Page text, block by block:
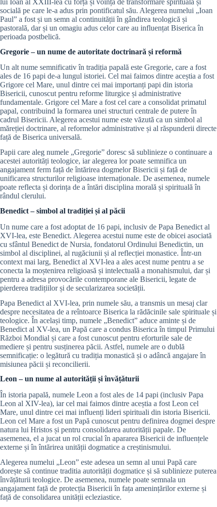
socială pe care le-a adus prin pontificatul său. Alegerea numelui „Ioan
Paul” a fost și un semn al continuității în gândirea teologică și
pastorală, dar și un omagiu adus celor care au influențat Biserica în
perioada postbelică.
Gregorie – un nume de autoritate doctrinară și reformă
Un alt nume semnificativ în tradiția papală este Gregorie, care a fost
ales de 16 papi de-a lungul istoriei. Cel mai faimos dintre aceștia a fost
Grigore cel Mare, unul dintre cei mai importanți papi din istoria
Bisericii, cunoscut pentru reforme liturgice și administrative
fundamentale. Grigore cel Mare a fost cel care a consolidat primatul
papal, contribuind la formarea unei structuri centrale de putere în
cadrul Bisericii. Alegerea acestui nume este văzută ca un simbol al
măreției doctrinare, al reformelor administrative și al răspunderii directe
față de Biserica universală.
Papii care aleg numele „Gregorie” doresc să sublinieze o continuare a
acestei autorități teologice, iar alegerea lor poate semnifica un
angajament ferm față de întărirea dogmelor Bisericii și față de
unificarea structurilor religioase internaționale. De asemenea, numele
poate reflecta și dorința de a întări disciplina morală și spirituală în
rândul clerului.
Benedict – simbol al tradiției și al păcii
Un nume care a fost adoptat de 16 papi, inclusiv de Papa Benedict al
XVI-lea, este Benedict. Alegerea acestui nume este de obicei asociată
cu sfântul Benedict de Nursia, fondatorul Ordinului Benedictin, un
simbol al disciplinei, al rugăciunii și al reflecției monastice. Într-un
context mai larg, Benedict al XVI-lea a ales acest nume pentru a se
conecta la moștenirea religioasă și intelectuală a monahismului, dar și
pentru a adresa provocările contemporane ale Bisericii, legate de
pierderea tradițiilor și de secularizarea societății.
Papa Benedict al XVI-lea, prin numele său, a transmis un mesaj clar
despre necesitatea de a reîntoarce Biserica la rădăcinile sale spirituale și
teologice. În același timp, numele „Benedict” aduce aminte și de
Benedict al XV-lea, un Papă care a condus Biserica în timpul Primului
Război Mondial și care a fost cunoscut pentru eforturile sale de
mediere și pentru susținerea păcii. Astfel, numele are o dublă
semnificație: o legătură cu tradiția monastică și o adâncă angajare în
misiunea păcii și reconcilierii.
Leon – un nume al autorității și învățăturii
În istoria papală, numele Leon a fost ales de 14 papi (inclusiv Papa
Leon al XIV-lea), iar cel mai faimos dintre aceștia a fost Leon cel
Mare, unul dintre cei mai influenți lideri spirituali din istoria Bisericii.
Leon cel Mare a fost un Papă cunoscut pentru definirea dogmei despre
natura lui Hristos și pentru consolidarea autorității papale. De
asemenea, el a jucat un rol crucial în apararea Bisericii de influențele
externe și în întărirea unității dogmatice a creștinismului.
Alegerea numelui „Leon” este adesea un semn al unui Papă care
dorește să continue traditia autorității dogmatice și să sublinieze puterea
învățăturii teologice. De asemenea, numele poate semnala un
angajament față de protecția Bisericii în fața amenințărilor externe și
față de consolidarea unității ecleziastice.